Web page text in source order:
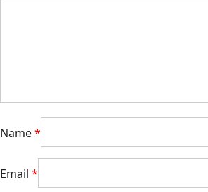
Name*
Email *